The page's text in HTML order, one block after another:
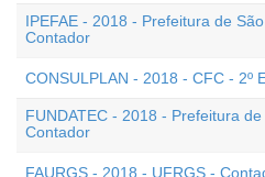
IPEFAE - 2018 - Prefeitura de
Contador
CONSULPLAN - 2018 - CFC - 2º
FUNDATEC - 2018 - Prefeitura
Contador
FAURGS - 2018 - UFRGS -